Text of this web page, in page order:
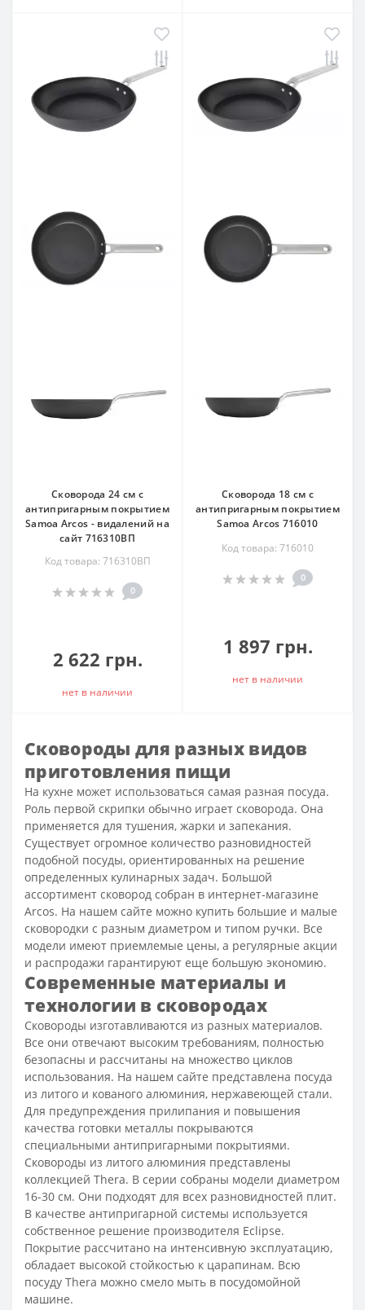
Сковорода 24 см c
антипригарным покрытием
Samoa Arcos - видалений на
сайт 716310ВП
Код товара: 716310ВП
0
2 622 грн.
нет в наличии
Сковорода 18 см c
антипригарным покрытием
Samoa Arcos 716010
Код товара: 716010
0
1 897 грн.
нет в наличии
Сковороды для разных видов
приготовления пищи
На кухне может использоваться самая разная посуда.
Роль первой скрипки обычно играет сковорода. Она
применяется для тушения, жарки и запекания.
Существует огромное количество разновидностей
подобной посуды, ориентированных на решение
определенных кулинарных задач. Большой
ассортимент сковород собран в интернет-магазине
Arcos. На нашем сайте можно купить большие и малые
сковородки с разным диаметром и типом ручки. Все
модели имеют приемлемые цены, а регулярные акции
и распродажи гарантируют еще большую экономию.
Современные материалы и
технологии в сковородах
Сковороды изготавливаются из разных материалов.
Все они отвечают высоким требованиям, полностью
безопасны и рассчитаны на множество циклов
использования. На нашем сайте представлена посуда
из литого и кованого алюминия, нержавеющей стали.
Для предупреждения прилипания и повышения
качества готовки металлы покрываются
специальными антипригарными покрытиями.
Сковороды из литого алюминия представлены
коллекцией Thera. В серии собраны модели диаметром
16-30 см. Они подходят для всех разновидностей плит.
В качестве антипригарной системы используется
собственное решение производителя Eclipse.
Покрытие рассчитано на интенсивную эксплуатацию,
обладает высокой стойкостью к царапинам. Всю
посуду Thera можно смело мыть в посудомойной
машине.